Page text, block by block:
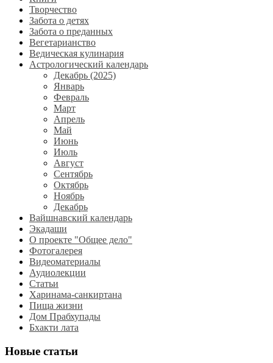
Творчество
Забота о детях
Забота о преданных
Вегетарианство
Ведическая кулинария
Астрологический календарь
Декабрь (2025)
Январь
Февраль
Март
Апрель
Май
Июнь
Июль
Август
Сентябрь
Октябрь
Ноябрь
Декабрь
Вайшнавский календарь
Экадаши
О проекте "Общее дело"
Фотогалерея
Видеоматериалы
Аудиолекции
Статьи
Харинама-санкиртана
Пища жизни
Дом Прабхупады
Бхакти лата
Новые статьи